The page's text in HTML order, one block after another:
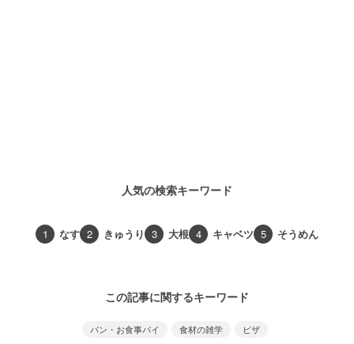
人気の検索キーワード
1 なす 2 きゅうり 3 大根 4 キャベツ 5 そうめん
この記事に関するキーワード
パン・お食事パイ 食材の雑学 ピザ